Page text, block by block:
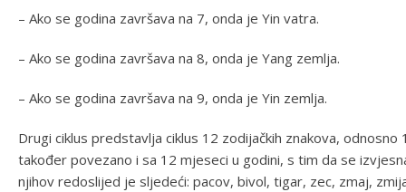
– Ako se godina završava na 7, onda je Yin vatra.
– Ako se godina završava na 8, onda je Yang zemlja.
– Ako se godina završava na 9, onda je Yin zemlja.
Drugi ciklus predstavlja ciklus 12 zodijačkih znakova, odnosno
također povezano i sa 12 mjeseci u godini, s tim da se
njihov redoslijed je sljedeći: pacov, bivol, tigar, zec, zmaj,